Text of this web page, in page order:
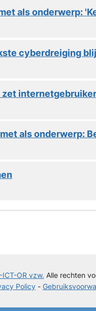
als onderwerp:
cyberdreiging
als onderwerp:
ICT-OR vzw. Alle rechten
Policy -